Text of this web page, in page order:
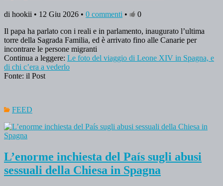
di hookii • 12 Giu 2026 • 0 commenti •
0
Il papa ha parlato con i reali e in parlamento, inaugurato l’ultima
torre della Sagrada Familia, ed è arrivato fino alle Canarie per
incontrare le persone migranti
Continua a leggere: Le foto del viaggio di Leone XIV in Spagna, e
di chi c’era a vederlo
Fonte: il Post
FEED
L’enorme inchiesta del País sugli abusi
sessuali della Chiesa in Spagna